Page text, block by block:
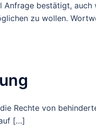
Anfrage bestätigt,
zu wollen.
Rechte von
[…]